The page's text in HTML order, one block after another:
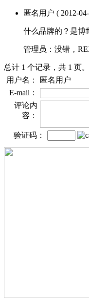
匿名用户 ( 2012-
什么品牌的？是博
管理员： 没错，
总计 1 个记录，共 1 页。
用户名：
匿名用户
E-mail：
评论内
容：
验证码：